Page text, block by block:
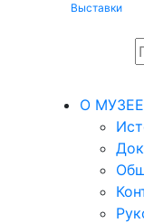
Выставки
О МУЗЕЕ